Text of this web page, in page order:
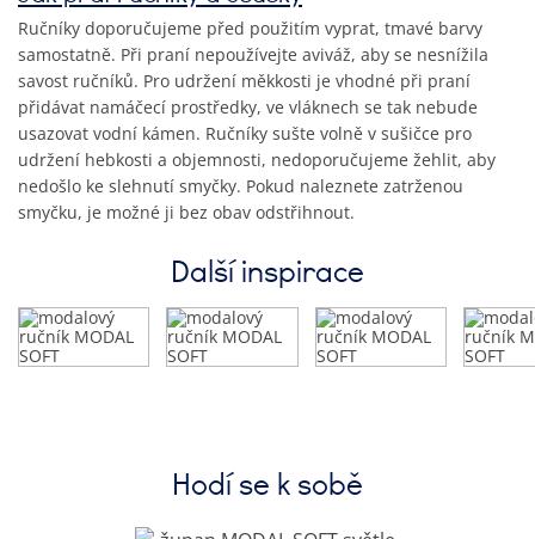
Ručníky doporučujeme před použitím vyprat, tmavé barvy
samostatně. Při praní nepoužívejte aviváž, aby se nesnížila
savost ručníků. Pro udržení měkkosti je vhodné při praní
přidávat namáčecí prostředky, ve vláknech se tak nebude
usazovat vodní kámen. Ručníky sušte volně v sušičce pro
udržení hebkosti a objemnosti, nedoporučujeme žehlit, aby
nedošlo ke slehnutí smyčky. Pokud naleznete zatrženou
smyčku, je možné ji bez obav odstřihnout.
Další inspirace
Hodí se k sobě